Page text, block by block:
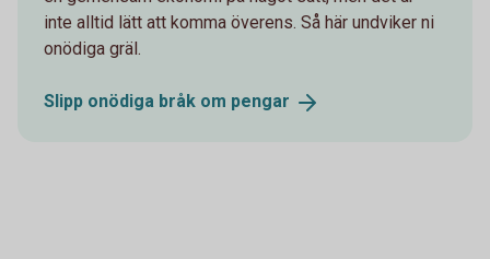
inte alltid lätt att komma överens. Så här undviker ni
onödiga gräl.
Slipp onödiga bråk om pengar